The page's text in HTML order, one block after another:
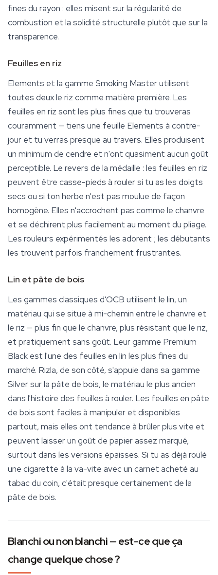
fines du rayon : elles misent sur la régularité de
combustion et la solidité structurelle plutôt que sur la
transparence.
Feuilles en riz
Elements et la gamme Smoking Master utilisent
toutes deux le riz comme matière première. Les
feuilles en riz sont les plus fines que tu trouveras
couramment — tiens une feuille Elements à contre-
jour et tu verras presque au travers. Elles produisent
un minimum de cendre et n'ont quasiment aucun goût
perceptible. Le revers de la médaille : les feuilles en riz
peuvent être casse-pieds à roulersi tu as les doigts
secs ou si ton herbe n'est pas moulue de façon
homogène. Elles n'accrochent pas comme le chanvre
et se déchirent plus facilement au moment du pliage.
Les rouleurs expérimentés les adorent ; les débutants
les trouvent parfois franchement frustrantes.
Lin et pâte de bois
Les gammes classiques d'OCB utilisent le lin, un
matériau qui se situe à mi-chemin entre le chanvre et
le riz — plus fin que le chanvre, plus résistant que le riz,
et pratiquement sans goût. Leur gamme Premium
Black est l'une des feuilles en lin les plus fines du
marché. Rizla, de son côté, s'appuie dans sa gamme
Silver sur la pâte de bois, le matériau le plus ancien
dans l'histoire des feuilles à rouler. Les feuilles en pâte
de bois sont faciles à manipuler et disponibles
partout, mais elles ont tendance à brûler plus vite et
peuvent laisser un goût de papier assez marqué,
surtout dans les versions épaisses. Si tu as déjà roulé
une cigarette à la va-vite avec un carnet acheté au
tabac du coin, c'était presque certainement de la
pâte de bois.
Blanchi ou non blanchi — est-ce que ça
change quelque chose ?